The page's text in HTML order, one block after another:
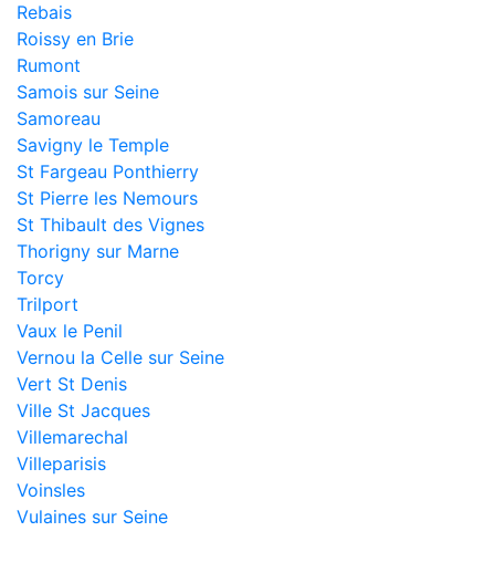
Rebais
Roissy en Brie
Rumont
Samois sur Seine
Samoreau
Savigny le Temple
St Fargeau Ponthierry
St Pierre les Nemours
St Thibault des Vignes
Thorigny sur Marne
Torcy
Trilport
Vaux le Penil
Vernou la Celle sur Seine
Vert St Denis
Ville St Jacques
Villemarechal
Villeparisis
Voinsles
Vulaines sur Seine